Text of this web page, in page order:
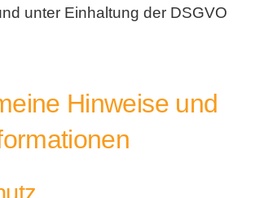
unter Einhaltung der DSGVO
Hinweise und